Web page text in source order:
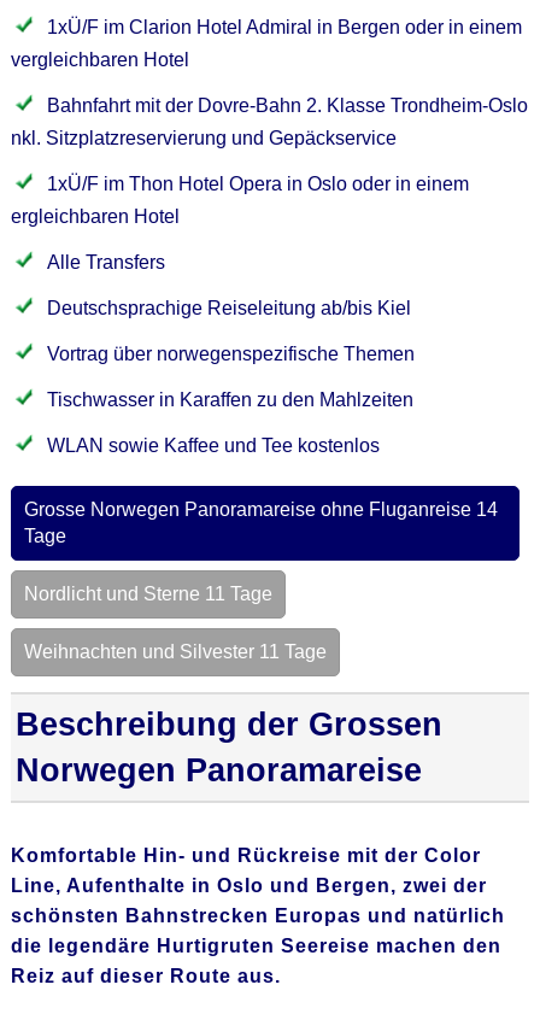
1xÜ/F im Clarion Hotel Admiral in Bergen oder in einem
vergleichbaren Hotel
Bahnfahrt mit der Dovre-Bahn 2. Klasse Trondheim-Oslo
nkl. Sitzplatzreservierung und Gepäckservice
1xÜ/F im Thon Hotel Opera in Oslo oder in einem
ergleichbaren Hotel
Alle Transfers
Deutschsprachige Reiseleitung ab/bis Kiel
Vortrag über norwegenspezifische Themen
Tischwasser in Karaffen zu den Mahlzeiten
WLAN sowie Kaffee und Tee kostenlos
Grosse Norwegen Panoramareise ohne Fluganreise 14
Tage
Nordlicht und Sterne 11 Tage
Weihnachten und Silvester 11 Tage
Beschreibung der Grossen
Norwegen Panoramareise
Komfortable Hin- und Rückreise mit der Color
Line, Aufenthalte in Oslo und Bergen, zwei der
schönsten Bahnstrecken Europas und natürlich
die legendäre Hurtigruten Seereise machen den
Reiz auf dieser Route aus.